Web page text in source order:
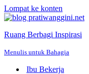
Lompat ke konten
Ruang Berbagi Inspirasi
Menulis untuk Bahagia
Ibu Bekerja